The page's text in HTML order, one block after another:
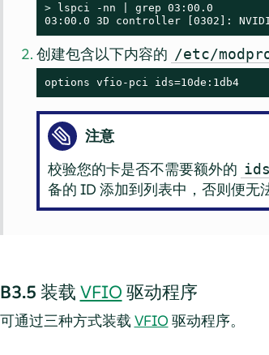
> lspci -nn | grep 03:00.0
03:00.0 3D controller [0302]:
创建包含以下内容的 /etc/
options vfio-pci ids=10de:1db4
注意
校验您的卡是否不需要额外的
备的 ID 添加到列表中，否则便无
B3.5 装载 VFIO 驱动程序
可通过三种方式装载 VFIO 驱动程序。